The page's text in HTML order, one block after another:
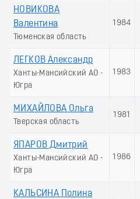
НОВИКОВА
Валентина
Тюменская область
1984
ЛЕГКОВ Александр
Ханты-Мансийский АО -
Югра
1983
МИХАЙЛОВА Ольга
Тверская область
1981
ЯПАРОВ Дмитрий
Ханты-Мансийский АО -
Югра
1986
КАЛЬСИНА Полина